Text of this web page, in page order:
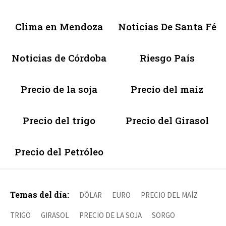
Clima en Mendoza Noticias De Santa Fé
Noticias de Córdoba Riesgo País
Precio de la soja Precio del maíz
Precio del trigo Precio del Girasol
Precio del Petróleo
Temas del día: DÓLAR EURO PRECIO DEL MAÍZ
TRIGO GIRASOL PRECIO DE LA SOJA SORGO